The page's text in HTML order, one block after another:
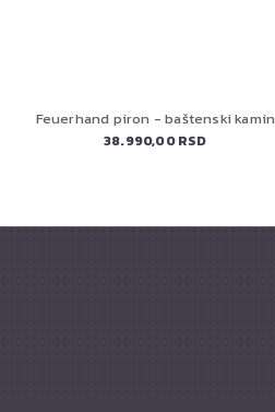
Feuerhand piron - baštenski kamin
38.990,00 RSD